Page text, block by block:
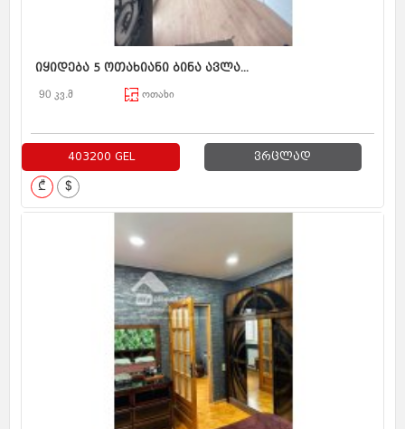
იყიდება 5 ოთახიანი ბინა ავლა...
90 კვ.მ ოთახი
403200 GEL ვრცლად
₾ $